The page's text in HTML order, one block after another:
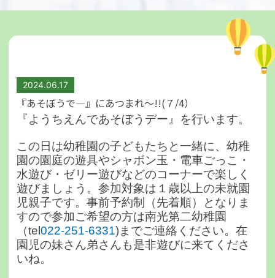
2024.06.17
『あそぼうで―』にあつまれ～!!(７/4）
『ようちえんであそぼうデー』を行います。
この日は幼稚園の子どもたちと一緒に、幼稚
園の園庭の遊具やシャボン玉・電車ごっこ・
水遊び・ゼリー遊びなどのコーナーで楽しく
遊びましょう。参加対象は１歳以上の未就園
児親子です。事前予約制（先着順）となりま
すので参加ご希望の方は南光第二幼稚園
（tel022-251-6331)までご連絡ください。在
園児の妹さん弟さんも是非遊びに来てくださ
いね。